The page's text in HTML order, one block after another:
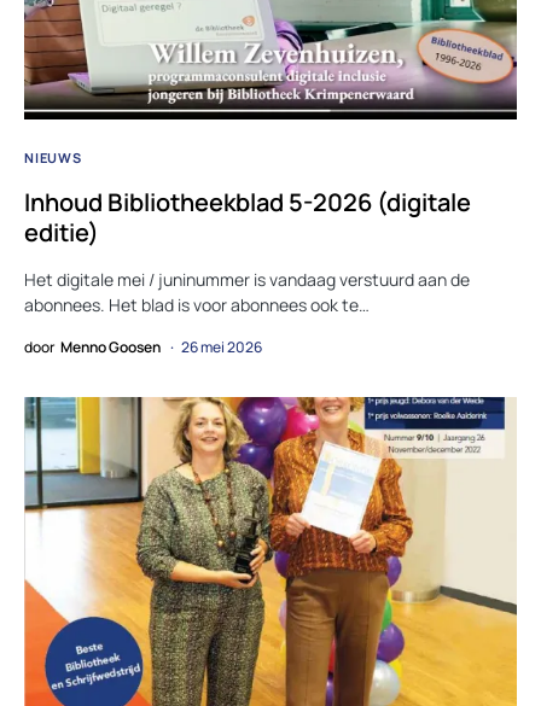
NIEUWS
Inhoud Bibliotheekblad 5-2026 (digitale
editie)
Het digitale mei / juninummer is vandaag verstuurd aan de
abonnees. Het blad is voor abonnees ook te…
door Menno Goosen 26 mei 2026